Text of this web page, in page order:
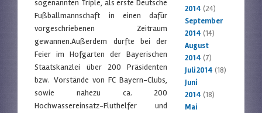
sogenannten Triple, als erste Deutsche
Fußballmannschaft in einen dafür
vorgeschriebenen Zeitraum
gewannen.Außerdem durfte bei der
Feier im Hofgarten der Bayerischen
Staatskanzlei über 200 Präsidenten
bzw. Vorstände von FC Bayern-Clubs,
sowie nahezu ca. 200
Hochwassereinsatz-Fluthelfer und
2014 (24)
September
2014 (14)
August
2014 (7)
Juli 2014 (18)
Juni
2014 (18)
Mai